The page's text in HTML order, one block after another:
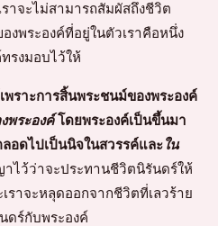
าจะไม่สามารถสัมผัสถึงชีวิต
พระองค์ที่อยู่ในตัวเราคือหนึ่ง
รงมอบไว้ให้
พราะการสิ้นพระชนม์ของพระองค์
พระองค์โดยพระองค์เป็นขึ้นมา
อดไปเป็นนิจในสวรรค์และใน
ไว้ว่าจะประทานชีวิตนิรันดร์ให้
เราจะหลุดออกจากชีวิตที่เลวร้าย
ดร์กับพระองค์